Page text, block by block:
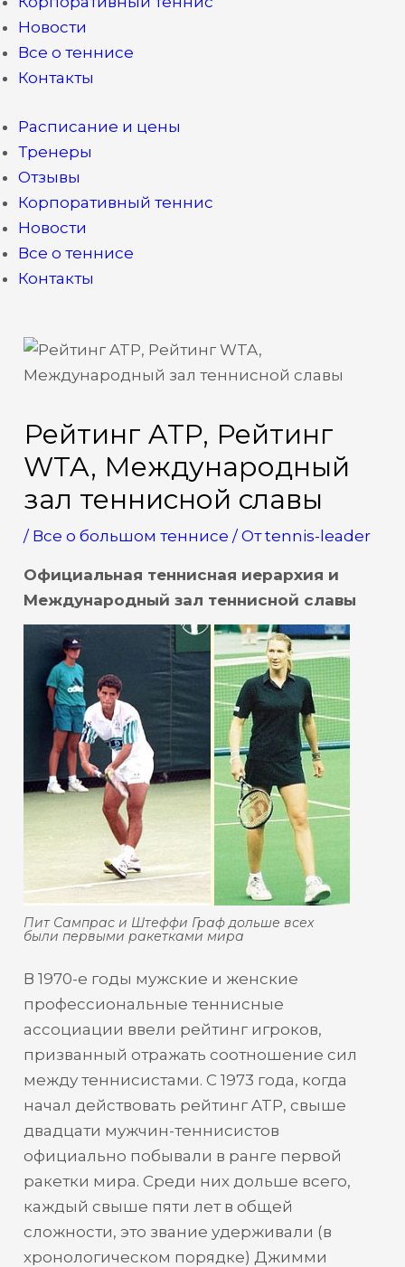
Новости
Все о теннисе
Контакты
Расписание и цены
Тренеры
Отзывы
Корпоративный теннис
Новости
Все о теннисе
Контакты
Рейтинг ATP, Рейтинг
WTA, Международный
зал теннисной славы
/ Все о большом теннисе / Отtennis-leader
Официальная теннисная иерархия и
Международный зал теннисной славы
Пит Сампрас и Штеффи Граф дольше всех
были первыми ракетками мира
В 1970-е годы мужские и женские
профессиональные теннисные
ассоциации ввели рейтинг игроков,
призванный отражать соотношение сил
между теннисистами. С 1973 года, когда
начал действовать рейтинг ATP, свыше
двадцати мужчин-теннисистов
официально побывали в ранге первой
ракетки мира. Среди них дольше всего,
каждый свыше пяти лет в общей
сложности, это звание удерживали (в
хронологическом порядке) Джимми